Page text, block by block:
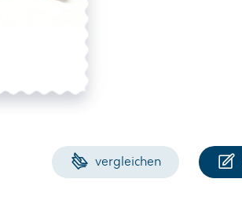
vergleichen